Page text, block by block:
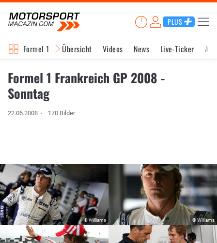
PLUS
Formel 1 Übersicht Videos News Live-Ticker
Formel 1 Frankreich GP 2008 -
Sonntag
22.06.2008 170 Bilder